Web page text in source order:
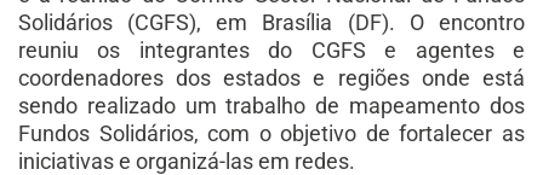
Solidários (CGFS), em Brasília (DF). O encontro
reuniu os integrantes do CGFS e agentes e
coordenadores dos estados e regiões onde está
sendo realizado um trabalho de mapeamento dos
Fundos Solidários, com o objetivo de fortalecer as
iniciativas e organizá-las em redes.